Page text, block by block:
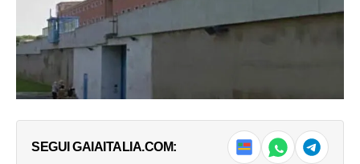
SEGUI GAIAITALIA.COM: